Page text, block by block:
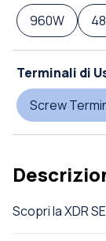
960W
Terminali di
Screw
Scopri la XDR